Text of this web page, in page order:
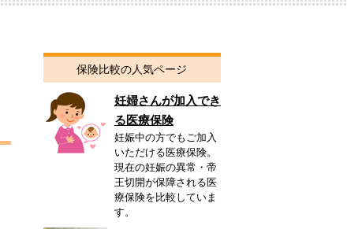
保険比較の人気ページ
妊婦さんが加入でき
る医療保険
妊娠中の方でもご加入
いただける医療保険。
現在の妊娠の異常・帝
王切開が保障される医
療保険を比較していま
す。